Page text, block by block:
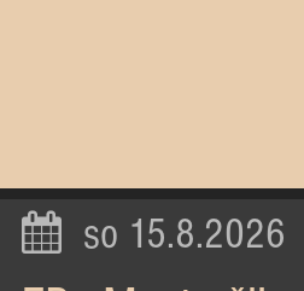
so 15.8.2026